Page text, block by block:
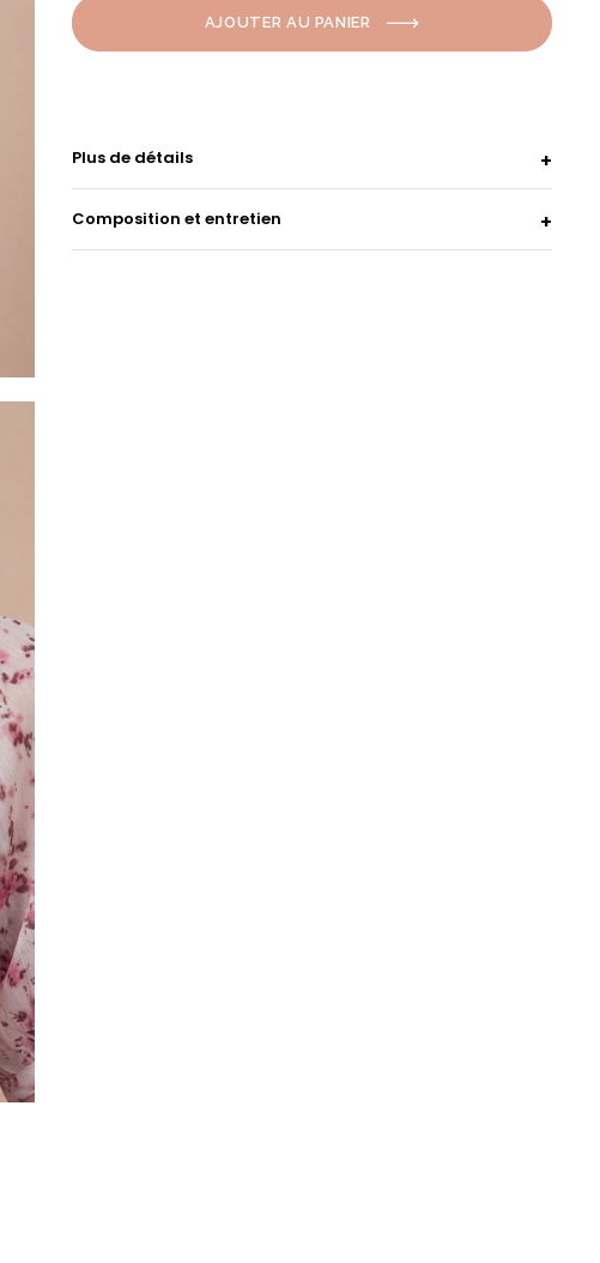
AJOUTER AU PANIER
Plus de détails
Composition et entretien